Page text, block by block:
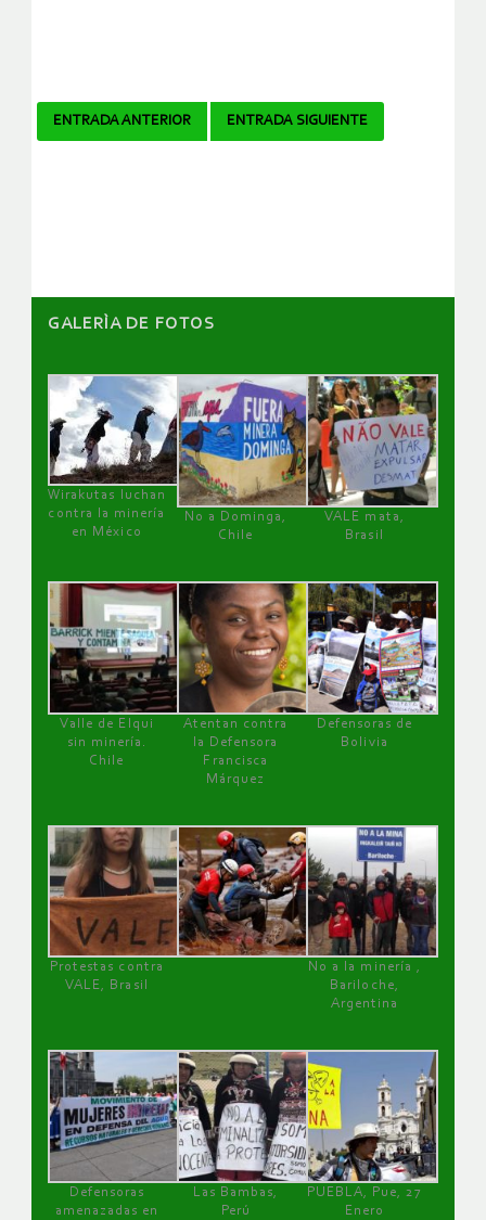
Navegador
ENTRADA ANTERIOR ENTRADA SIGUIENTE
GALERÌA DE FOTOS
Wirakutas luchan
contra la minería
en México
No a Dominga,
Chile
VALE mata,
Brasil
Valle de Elqui
sin minería.
Chile
Atentan contra
la Defensora
Francisca
Márquez
Defensoras de
Bolivia
Protestas contra
VALE, Brasil
No a la minería ,
Bariloche,
Argentina
Defensoras
amenazadas en
Las Bambas,
Perú
PUEBLA, Pue, 27
Enero